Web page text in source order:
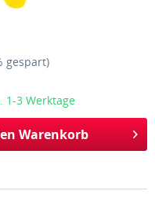
gespart)
1-3 Werktage
Warenkorb